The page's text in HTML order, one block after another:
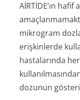
AİRTİDE’ın hafif
mikrogram
erişkinlerde
hastalarında
dozunun